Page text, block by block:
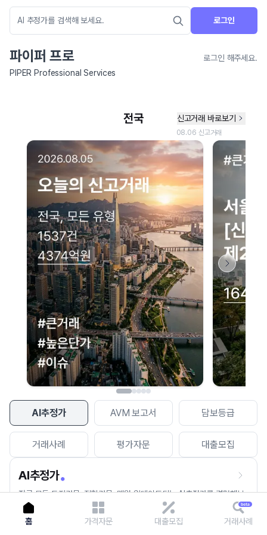
로그인
파이퍼 프로
로그인 해주세요.
PIPER Professional Services
AI추정가 AVM 보고서 담보등급
거래사례 평가자문 대출모집
AI추정가
전국 모든 토지건물, 집합건물, 매월 업데이트되는 AI추정가를 경험해보
세요.
네이버 지도 연결 안내
현재 네이버 지도 연결이 원활하지 않아 지도를 불러올 수 없습니다.
이용에 불편을 드려 죄송합니다.
다시 시도
홈 가격자문 대출모집 거래사례